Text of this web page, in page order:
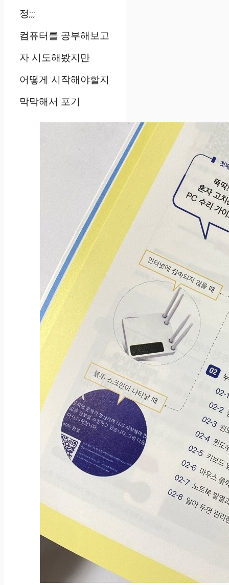
정;;;
컴퓨터를 공부해보고
자 시도해봤지만
어떻게 시작해야할지
막막해서 포기